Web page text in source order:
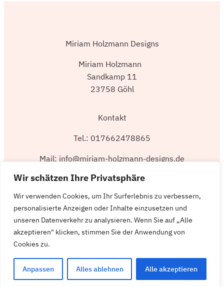
Wir schätzen Ihre Privatsphäre
Wir verwenden Cookies, um Ihr Surferlebnis zu verbessern,
personalisierte Anzeigen oder Inhalte einzusetzen und
unseren Datenverkehr zu analysieren. Wenn Sie auf „Alle
akzeptieren" klicken, stimmen Sie der Anwendung von
Cookies zu.
Anpassen Alles ablehnen Alle akzeptieren
Miriam Holzmann Designs
Miriam Holzmann
Sandkamp 11
23758 Göhl
Kontakt
Tel.: 017662478865
Mail: info@miriam-holzmann-designs.de
Impressum